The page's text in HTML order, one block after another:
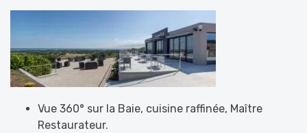
Vue 360° sur la Baie, cuisine raffinée, Maître
Restaurateur.